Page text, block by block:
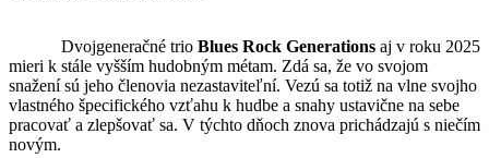
Dvojgeneračné trio Blues Rock Generations aj v roku 2025
mieri k stále vyšším hudobným métam. Zdá sa, že vo svojom
snažení sú jeho členovia nezastaviteľní. Vezú sa totiž na vlne svojho
vlastného špecifického vzťahu k hudbe a snahy ustavične na sebe
pracovať a zlepšovať sa. V týchto dňoch znova prichádzajú s niečím
novým.